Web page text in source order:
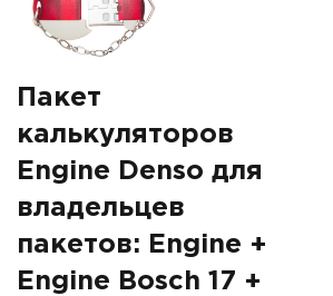
Пакет
калькуляторов
Engine Denso для
владельцев
пакетов: Engine +
Engine Bosch 17 +